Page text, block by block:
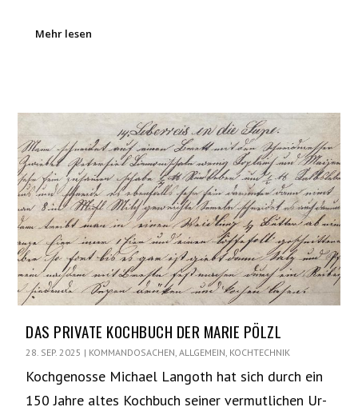
Mehr lesen
DAS PRIVATE KOCHBUCH DER MARIE PÖLZL
28. SEP. 2025 | KOMMANDOSACHEN,ALLGEMEIN, KOCHTECHNIK
Kochgenosse Michael Langoth hat sich durch ein
150 Jahre altes Kochbuch seiner vermutlichen Ur-